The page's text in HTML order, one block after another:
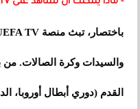
والسيدات وكرة الصالات. من
القدم (دوري أبطال أوروبا،